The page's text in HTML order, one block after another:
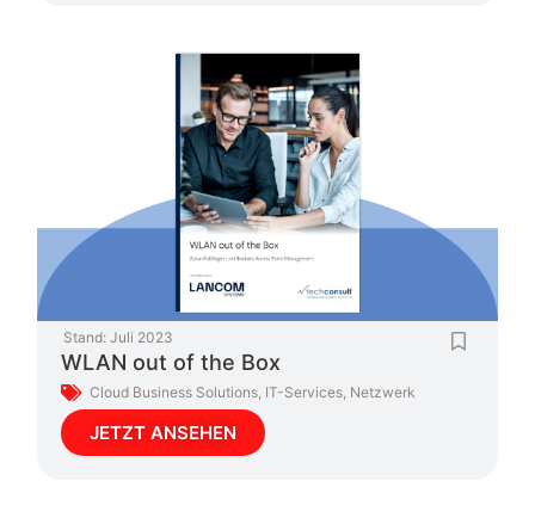
Stand: Juli 2023
WLAN out of the Box
Cloud Business Solutions IT-Services Netzwerk
JETZT ANSEHEN